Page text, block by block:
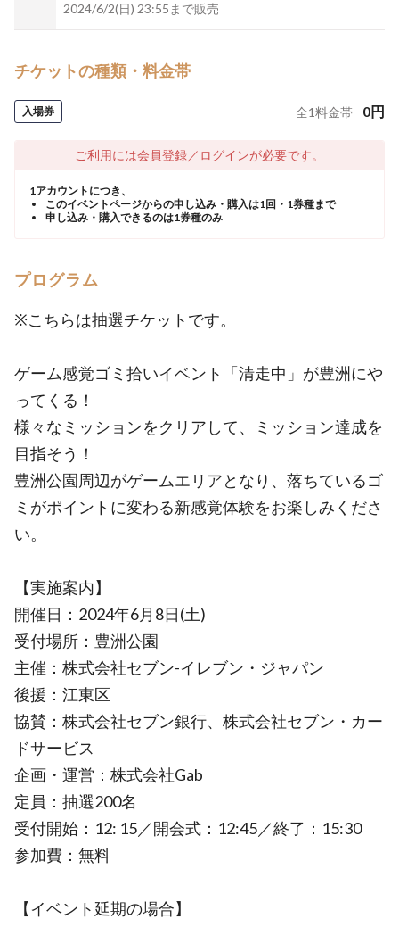
2024/6/2(日) 23:55まで販売
チケットの種類・料金帯
入場券 全1料金帯 0円
ご利用には会員登録／ログインが必要です。
1アカウントにつき、
このイベントページからの申し込み・購入は1回・1券種まで
申し込み・購入できるのは1券種のみ
プログラム
※こちらは抽選チケットです。
ゲーム感覚ゴミ拾いイベント「清走中」が豊洲にや
ってくる！
様々なミッションをクリアして、ミッション達成を
目指そう！
豊洲公園周辺がゲームエリアとなり、落ちているゴ
ミがポイントに変わる新感覚体験をお楽しみくださ
い。
【実施案内】
開催日：2024年6月8日(土)
受付場所：豊洲公園
主催：株式会社セブン-イレブン・ジャパン
後援：江東区
協賛：株式会社セブン銀行、株式会社セブン・カー
ドサービス
企画・運営：株式会社Gab
定員：抽選200名
受付開始：12: 15／開会式：12:45／終了：15:30
参加費：無料
【イベント延期の場合】